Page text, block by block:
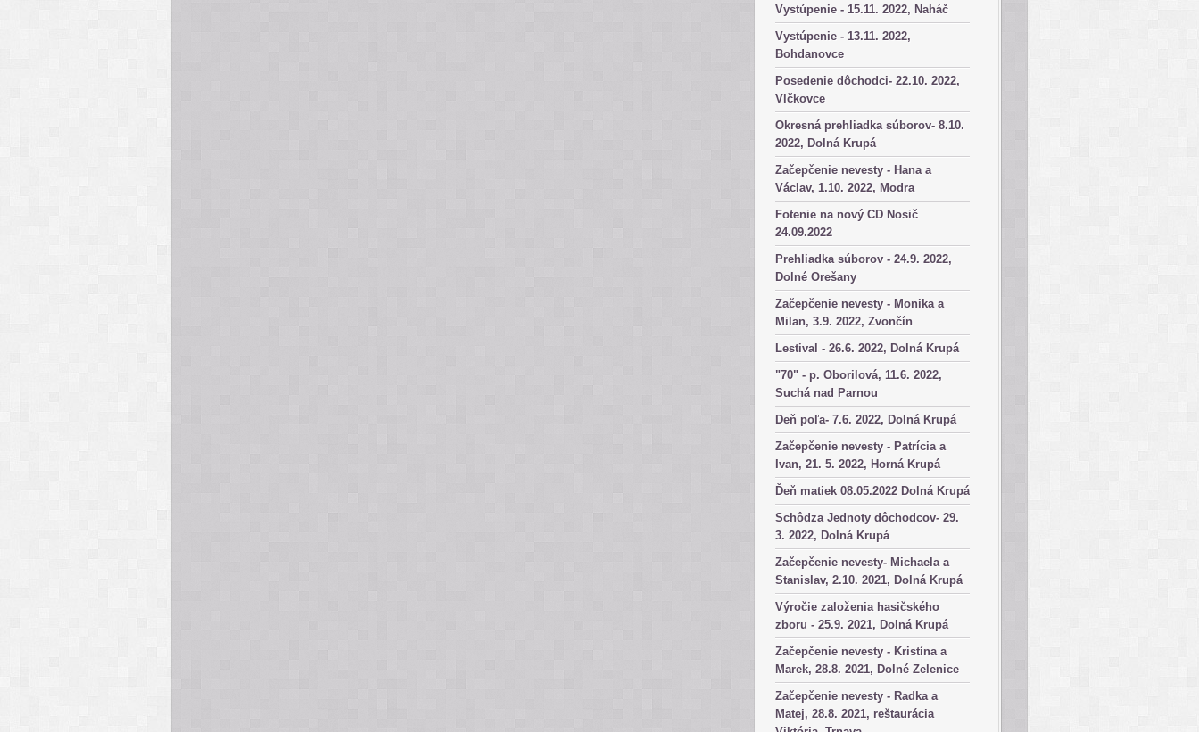
Vystúpenie - 15.11. 2022, Naháč
Vystúpenie - 13.11. 2022,
Bohdanovce
Posedenie dôchodci- 22.10. 2022,
Vlčkovce
Okresná prehliadka súborov- 8.10.
2022, Dolná Krupá
Začepčenie nevesty - Hana a
Václav, 1.10. 2022, Modra
Fotenie na nový CD Nosič
24.09.2022
Prehliadka súborov - 24.9. 2022,
Dolné Orešany
Začepčenie nevesty - Monika a
Milan, 3.9. 2022, Zvončín
Lestival - 26.6. 2022, Dolná Krupá
"70" - p. Oborilová, 11.6. 2022,
Suchá nad Parnou
Deň poľa- 7.6. 2022, Dolná Krupá
Začepčenie nevesty - Patrícia a
Ivan, 21. 5. 2022, Horná Krupá
Ďeň matiek 08.05.2022 Dolná Krupá
Schôdza Jednoty dôchodcov- 29.
3. 2022, Dolná Krupá
Začepčenie nevesty- Michaela a
Stanislav, 2.10. 2021, Dolná Krupá
Výročie založenia hasičského
zboru - 25.9. 2021, Dolná Krupá
Začepčenie nevesty - Kristína a
Marek, 28.8. 2021, Dolné Zelenice
Začepčenie nevesty - Radka a
Matej, 28.8. 2021, reštaurácia